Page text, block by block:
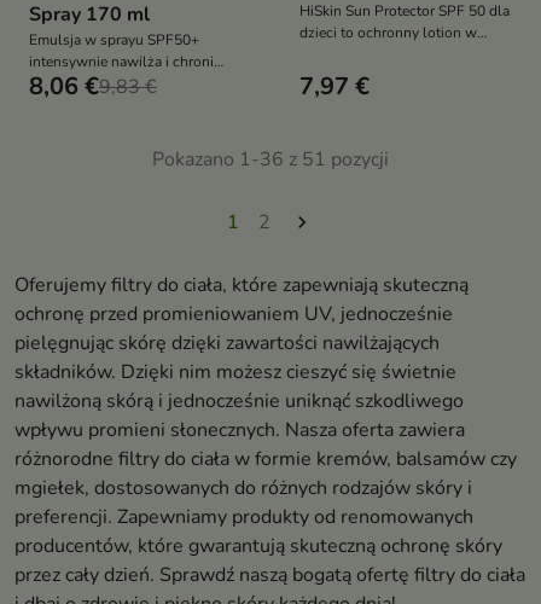
Spray 170 ml
Emulsja w sprayu SPF50+
intensywnie nawilża i chroni
skórę przed słońcem
i odpowiednia do codziennego
8,06 €9,83 €
HiSkin Sun Protector SPF 50 dla
dzieci to ochronny lotion w
ochronę przeciwsłoneczną,
wspiera nawilżenie skóry i
promieniowania UV
7,97 €
Pokazano 1-36 z 51 pozycji
1 2 
Oferujemy filtry do ciała, które zapewniają skuteczną
ochronę przed promieniowaniem UV, jednocześnie
pielęgnując skórę dzięki zawartości nawilżających
składników. Dzięki nim możesz cieszyć się świetnie
nawilżoną skórą i jednocześnie uniknąć szkodliwego
wpływu promieni słonecznych. Nasza oferta zawiera
różnorodne filtry do ciała w formie kremów, balsamów czy
mgiełek, dostosowanych do różnych rodzajów skóry i
preferencji. Zapewniamy produkty od renomowanych
producentów, które gwarantują skuteczną ochronę skóry
przez cały dzień. Sprawdź naszą bogatą ofertę filtry do ciała